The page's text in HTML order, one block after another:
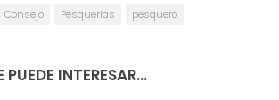
Consejo Pesquerías pesquero
INTERESAR...